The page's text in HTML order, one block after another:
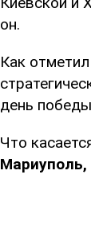
он.
Как
день
Что
Мариуполь,